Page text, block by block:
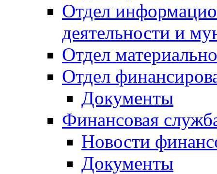
Отдел
деятельности и
Отдел
Отдел
Документы
Финансовая
Новости
Документы